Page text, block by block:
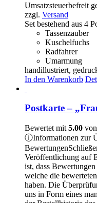
Umsatzsteuerbefreit
zzgl. Versand
Set bestehend aus 4
Tassenzauber
Kuschelfuchs
Radfahrer
Umarmung
handillustriert,
In den Warenkorb
Postkarte –
Bewertet mit 5.00
ⓘInformationen zur
Bewertungen
Veröffentlichung auf
ist, dass
welche die
haben. Die
uns in Form eines